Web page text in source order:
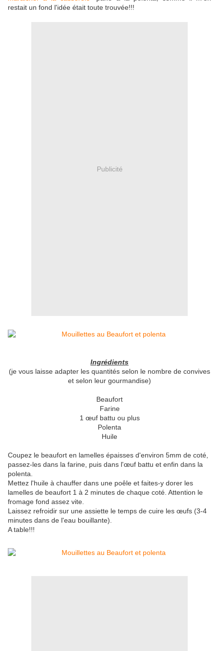
restait un fond l'idée était toute trouvée!!!
Publicité
Ingrédients
(je vous laisse adapter les quantités selon le nombre de convives
et selon leur gourmandise)
Beaufort
Farine
1 œuf battu ou plus
Polenta
Huile
Coupez le beaufort en lamelles épaisses d'environ 5mm de coté,
passez-les dans la farine, puis dans l'œuf battu et enfin dans la
polenta.
Mettez l'huile à chauffer dans une poêle et faites-y dorer les
lamelles de beaufort 1 à 2 minutes de chaque coté. Attention le
fromage fond assez vite.
Laissez refroidir sur une assiette le temps de cuire les œufs (3-4
minutes dans de l'eau bouillante).
A table!!!